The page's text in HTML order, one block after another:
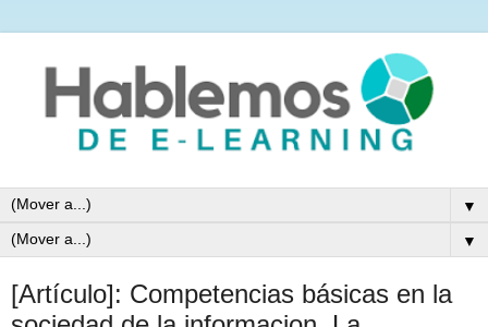
▼
▼
[Artículo]: Competencias básicas en la